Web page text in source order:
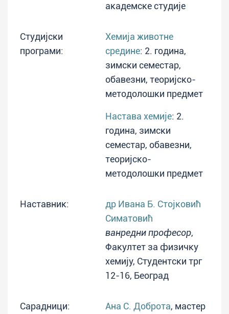
академске студије
Студијски
програми:
Хемија животне
средине: 2. година,
зимски семестар,
обавезни, теоријско-
методолошки предмет
Настава хемије: 2.
година, зимски
семестар, обавезни,
теоријско-
методолошки предмет
Наставник:
др Ивана Б. Стојковић
Симатовић
ванредни професор,
Факултет за физичку
хемију, Студентски трг
12-16, Београд
Сарадници: Ана С. Доброта, мастер